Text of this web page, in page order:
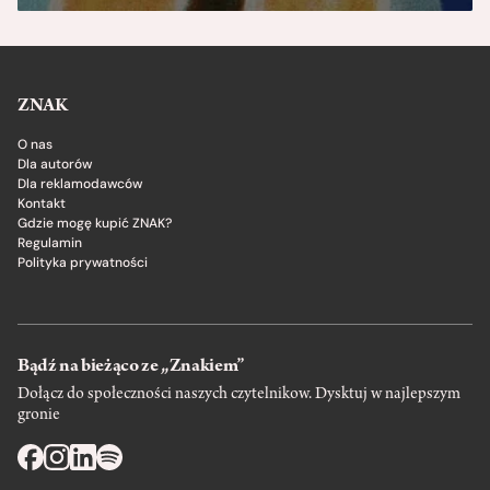
ZNAK
O nas
Dla autorów
Dla reklamodawców
Kontakt
Gdzie mogę kupić ZNAK?
Regulamin
Polityka prywatności
Bądź na bieżąco ze „Znakiem”
Dołącz do społeczności naszych czytelnikow. Dysktuj w najlepszym
gronie